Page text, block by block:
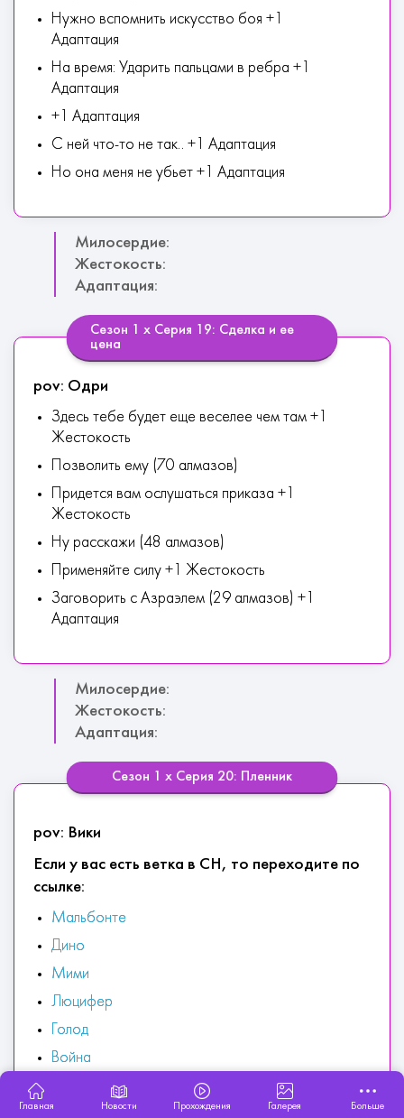
Нужно вспомнить искусство боя +1
Адаптация
На время: Ударить пальцами в ребра +1
Адаптация
+1 Адаптация
С ней что-то не так.. +1 Адаптация
Но она меня не убьет +1 Адаптация
Милосердие:
Жестокость:
Адаптация:
Сезон 1 х Серия 19: Сделка и ее
цена
pov: Одри
Здесь тебе будет еще веселее чем там +1
Жестокость
Позволить ему (70 алмазов)
Придется вам ослушаться приказа +1
Жестокость
Ну расскажи (48 алмазов)
Применяйте силу +1 Жестокость
Заговорить с Азраэлем (29 алмазов) +1
Адаптация
Милосердие:
Жестокость:
Адаптация:
Сезон 1 х Серия 20: Пленник
pov: Вики
Если у вас есть ветка в СН, то переходите по
ссылке:
Мальбонте
Дино
Мими
Люцифер
Голод
Война
Главная Новости Прохождения Галерея Больше